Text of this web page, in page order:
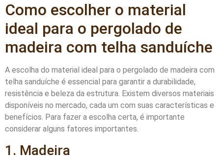
Como escolher o material
ideal para o pergolado de
madeira com telha sanduíche
A escolha do material ideal para o pergolado de madeira com
telha sanduíche é essencial para garantir a durabilidade,
resistência e beleza da estrutura. Existem diversos materiais
disponíveis no mercado, cada um com suas características e
benefícios. Para fazer a escolha certa, é importante
considerar alguns fatores importantes.
1. Madeira